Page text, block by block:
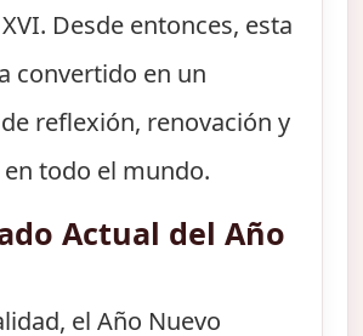
Desde entonces, esta
convertido en un
reflexión, renovación y
en todo el mundo.
Actual del Año
el Año Nuevo